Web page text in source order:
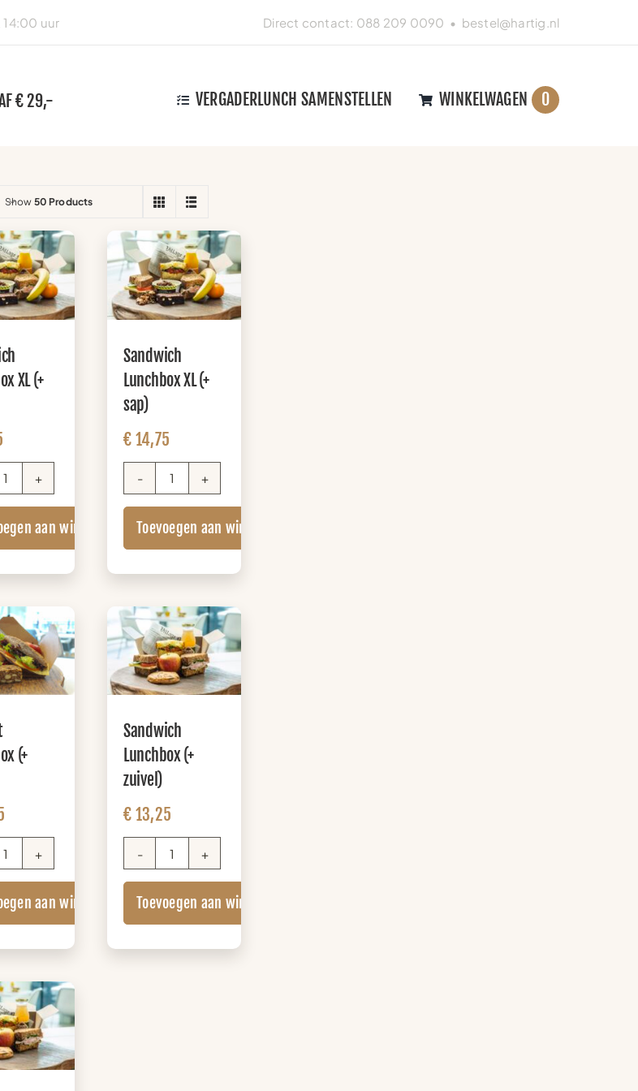
uur Direct contact: 088 209 0090 • bestel@hartig.nl
€ 29,- VERGADERLUNCH SAMENSTELLEN WINKELWAGEN 0
Show 50 Products
XL (+
Sandwich
Lunchbox
XL
(+
aan winkelwagen
Sandwich
Lunchbox XL (+
sap)
€ 14,75
Sandwich
Lunchbox
XL
(+
Toevoegen aan winkelwagen
(+
Pistolet
Lunchbox
(+
zuivel)
aan winkelwagen
Sandwich
Lunchbox (+
zuivel)
€ 13,25
Sandwich
Lunchbox
(+
zuivel)
Toevoegen aan winkelwagen